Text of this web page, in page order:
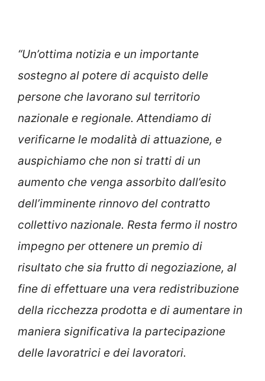
“Un’ottima notizia e un importante
sostegno al potere di acquisto delle
persone che lavorano sul territorio
nazionale e regionale. Attendiamo di
verificarne le modalità di attuazione, e
auspichiamo che non si tratti di un
aumento che venga assorbito dall’esito
dell’imminente rinnovo del contratto
collettivo nazionale. Resta fermo il nostro
impegno per ottenere un premio di
risultato che sia frutto di negoziazione, al
fine di effettuare una vera redistribuzione
della ricchezza prodotta e di aumentare in
maniera significativa la partecipazione
delle lavoratrici e dei lavoratori.